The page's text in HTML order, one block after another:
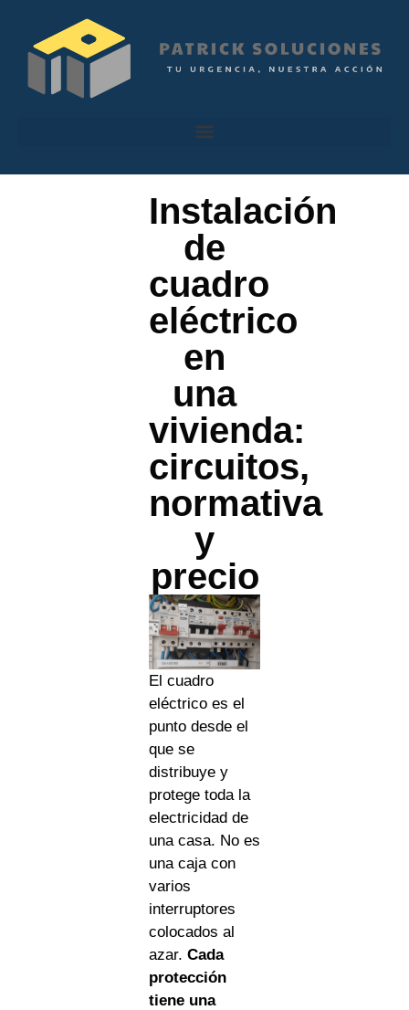
Instalación
de
cuadro
eléctrico
en
una
vivienda:
circuitos,
normativa
y
precio
El cuadro
eléctrico es el
punto desde el
que se
distribuye y
protege toda la
electricidad de
una casa. No es
una caja con
varios
interruptores
colocados al
azar. Cada
protección
tiene una